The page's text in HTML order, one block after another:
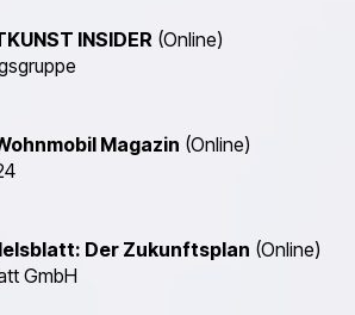
INSIDER (Online)
Magazin (Online)
Der Zukunftsplan (Online)
GmbH